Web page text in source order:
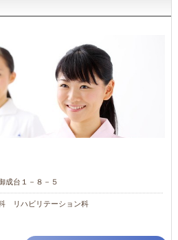
成台１－８－５
リハビリテーション科